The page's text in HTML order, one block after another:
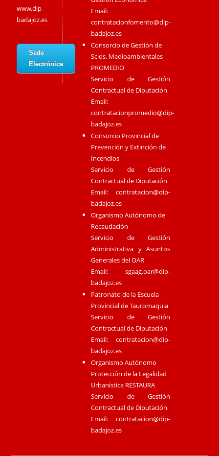
www.dip-
badajoz.es
Sede
Electrónica
Email:
contratacionfomento@dip-
badajoz.es
Consorcio de Gestión de
Scios. Medioambientales
PROMEDIO
Servicio de Gestión
Contractual de Diputación
Email:
contratacionpromedio@dip-
badajoz.es
Consorcio Provincial de
Prevención y Extinción de
Incendios
Servicio de Gestión
Contractual de Diputación
Email:contratacion@dip-
badajoz.es
Organismo Autónomo de
Recaudación
Servicio de Gestión
Administrativa y Asuntos
Generales del OAR
Email:sgaag.oar@dip-
badajoz.es
Patronato de la Escuela
Provincial de Tauromaquia
Servicio de Gestión
Contractual de Diputación
Email:contratacion@dip-
badajoz.es
Organismo Autónomo
Protección de la Legalidad
Urbanística RESTAURA
Servicio de Gestión
Contractual de Diputación
Email:contratacion@dip-
badajoz.es